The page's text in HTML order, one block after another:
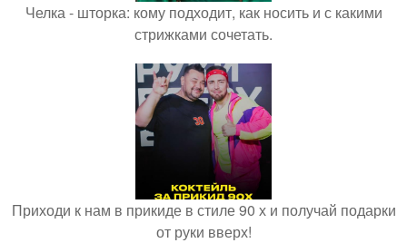
Челка - шторка: кому подходит, как носить и с какими
стрижками сочетать.
Приходи к нам в прикиде в стиле 90 х и получай подарки
от руки вверх!